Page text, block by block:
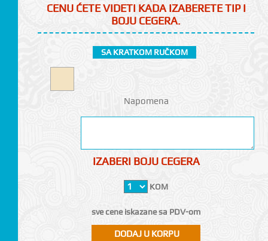
CENU ĆETE VIDETI KADA IZABERETE TIP I
BOJU CEGERA.
SA KRATKOM RUČKOM
Napomena
IZABERI BOJU CEGERA
KOM
sve cene iskazane sa PDV-om